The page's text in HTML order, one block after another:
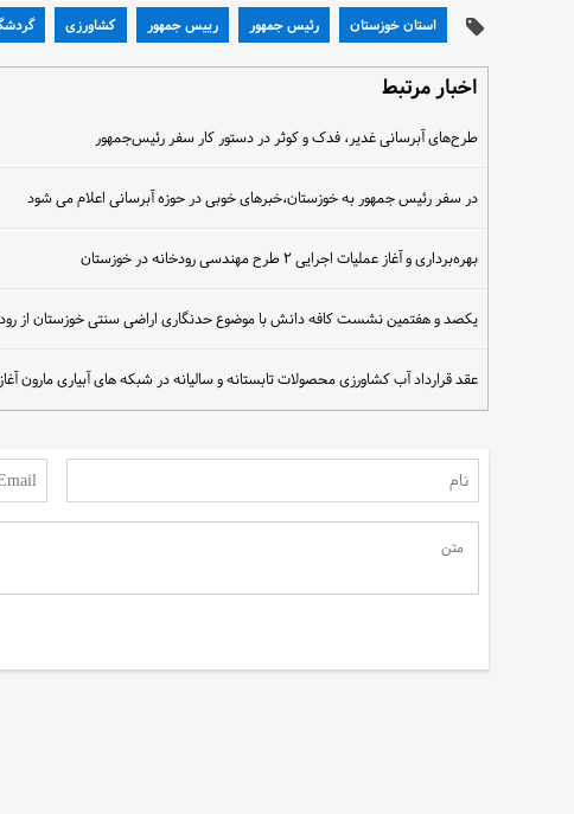
استان خوزستان رئیس جمهور رییس جمهور کشاورزی
اخبار مرتبط
طرح‌های آبرسانی غدیر، فدک و کوثر در دستور کار سفر رئیس‌جمهور
در سفر رئیس جمهور به خوزستان،خبرهای خوبی در حوزه آبرسانی اعلام می شود
بهره‌برداری و آغاز عملیات اجرایی ۲ طرح‌ مهندسی رودخانه در خوزستان
یکصد و هفتمین نشست کافه دانش با موضوع حدنگاری اراضی سنتی خوزستان از
عقد قرارداد آب کشاورزی محصولات تابستانه و سالیانه در شبکه های آبیاری مارون